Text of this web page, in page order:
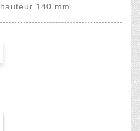
hauteur 140 mm